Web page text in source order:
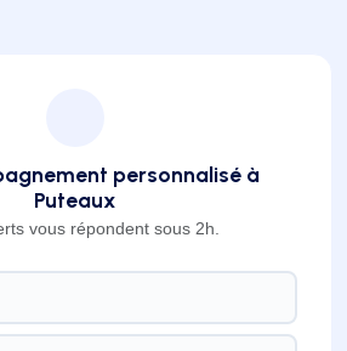
personnalisé à
Puteaux
vous répondent sous 2h.